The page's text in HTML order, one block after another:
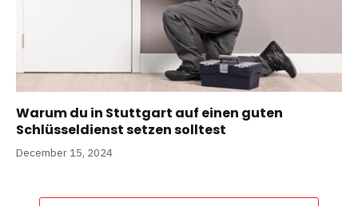
Warum du in Stuttgart auf einen guten
Schlüsseldienst setzen solltest
December 15, 2024